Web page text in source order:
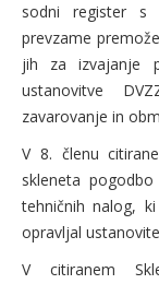
sodni register s
prevzame
jih za izvajanje
ustanovitve
zavarovanje in
V 8. členu
skleneta
tehničnih nalog,
opravljal
V citiranem